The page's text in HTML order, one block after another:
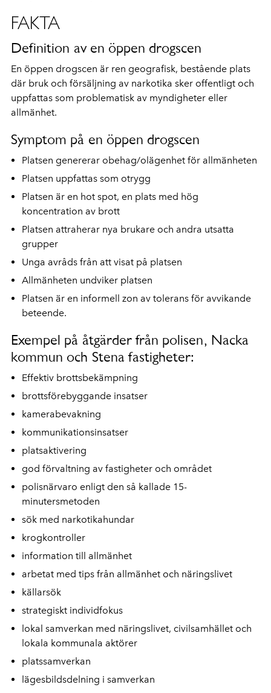
FAKTA
Definition av en öppen drogscen
En öppen drogscen är ren geografisk, bestående plats
där bruk och försäljning av narkotika sker offentligt och
uppfattas som problematisk av myndigheter eller
allmänhet.
Symptom på en öppen drogscen
Platsen genererar obehag/olägenhet för allmänheten
Platsen uppfattas som otrygg
Platsen är en hot spot, en plats med hög
koncentration av brott
Platsen attraherar nya brukare och andra utsatta
grupper
Unga avråds från att visat på platsen
Allmänheten undviker platsen
Platsen är en informell zon av tolerans för avvikande
beteende.
Exempel på åtgärder från polisen, Nacka
kommun och Stena fastigheter:
Effektiv brottsbekämpning
brottsförebyggande insatser
kamerabevakning
kommunikationsinsatser
platsaktivering
god förvaltning av fastigheter och området
polisnärvaro enligt den så kallade 15-
minutersmetoden
sök med narkotikahundar
krogkontroller
information till allmänhet
arbetat med tips från allmänhet och näringslivet
källarsök
strategiskt individfokus
lokal samverkan med näringslivet, civilsamhället och
lokala kommunala aktörer
platssamverkan
lägesbildsdelning i samverkan